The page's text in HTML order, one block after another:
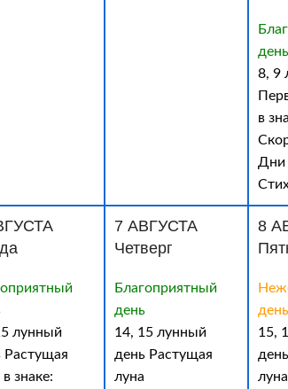
день
8, 9
в
Дни
лунный
Растущая
знаке:
7 АВГУСТА
Четверг
Благоприятный
день
14, 15 лунный
день Растущая
луна
8
день
15,
луна